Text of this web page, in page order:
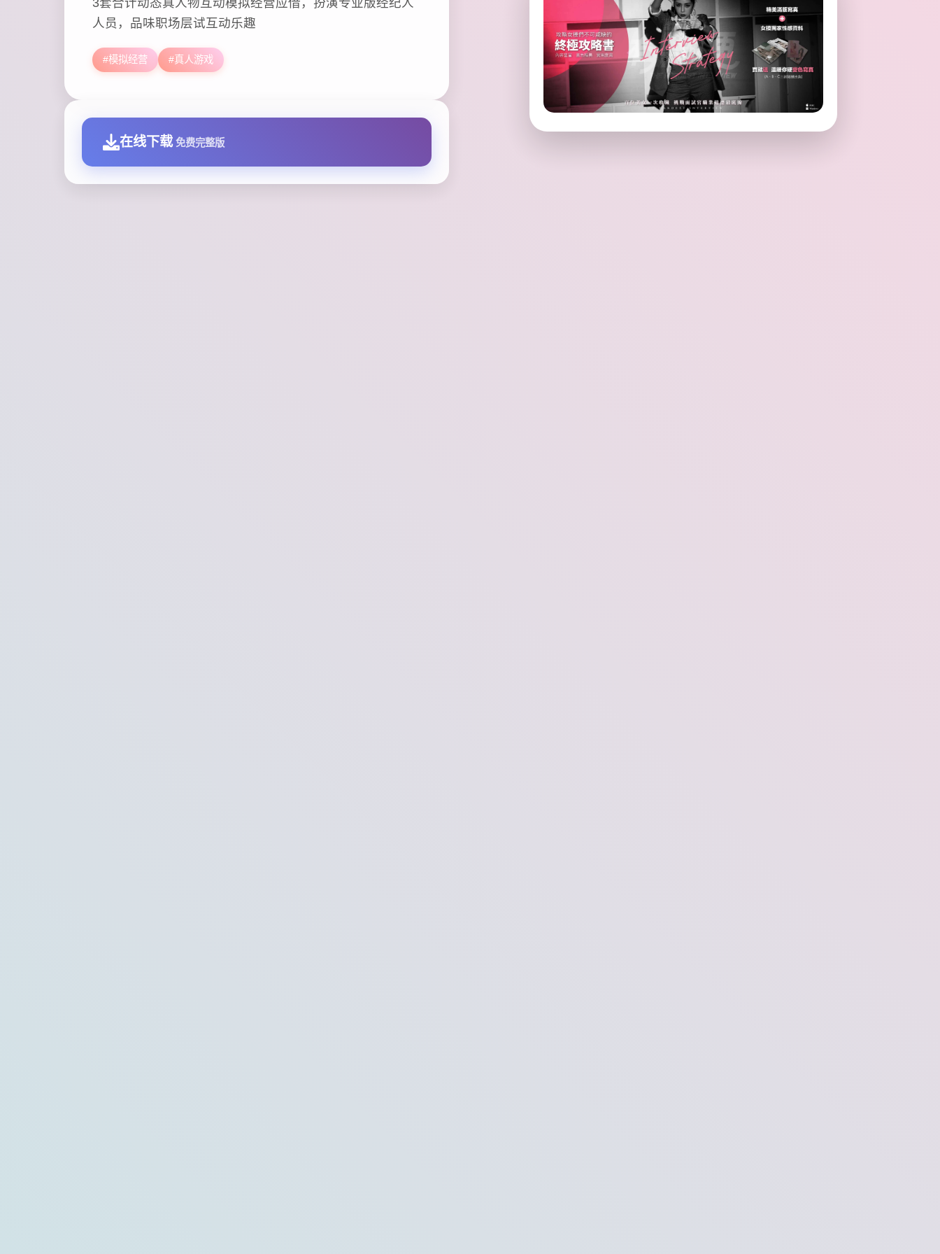
人员，品味职场层试互动乐趣
#模拟经营 #真人游戏
在线下载 免费完整版